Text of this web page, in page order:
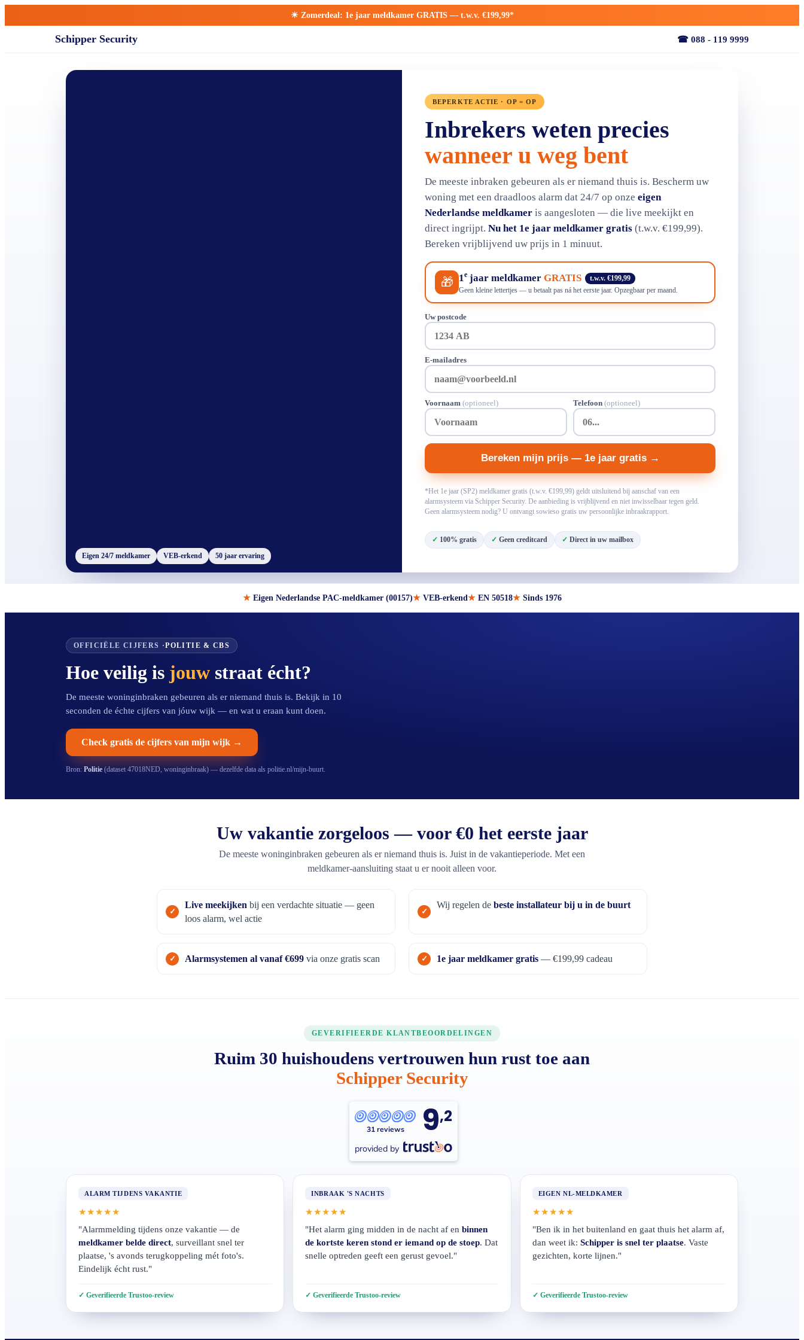
Zomerdeal: 1e jaar meldkamer GRATIS — t.w.v. €199,99*
Schipper Security ☎ 088 - 119 9999
Eigen 24/7 meldkamer VEB-erkend 50 jaar ervaring
BEPERKTE ACTIE · OP = OP
Inbrekers weten precies
wanneer u weg bent
De meeste inbraken gebeuren als er niemand thuis is. Bescherm uw
woning met een draadloos alarm dat 24/7 op onze eigen
Nederlandse meldkamer is aangesloten — die live meekijkt en
direct ingrijpt. Nu het 1e jaar meldkamer gratis (t.w.v. €199,99).
Bereken vrijblijvend uw prijs in 1 minuut.
🎁 1e jaar meldkamer GRATIS t.w.v. €199,99
Geen kleine lettertjes — u betaalt pas ná het eerste jaar. Opzegbaar per maand.
Uw postcode
E-mailadres
Voornaam (optioneel) Telefoon (optioneel)
Bereken mijn prijs — 1e jaar gratis →
*Het 1e jaar (SP2) meldkamer gratis (t.w.v. €199,99) geldt uitsluitend bij aanschaf van een
alarmsysteem via Schipper Security. De aanbieding is vrijblijvend en niet inwisselbaar tegen geld.
Geen alarmsysteem nodig? U ontvangt sowieso gratis uw persoonlijke inbraakrapport.
100% gratis Geen creditcard Direct in uw mailbox
Eigen Nederlandse PAC-meldkamer (00157) VEB-erkend EN 50518 Sinds 1976
OFFICIËLE CIJFERS ·POLITIE & CBS
Hoe veilig is jouw straat écht?
De meeste woninginbraken gebeuren als er niemand thuis is. Bekijk in 10
seconden de échte cijfers van jóuw wijk — en wat u eraan kunt doen.
Check gratis de cijfers van mijn wijk →
Bron: Politie (dataset 47018NED, woninginbraak) — dezelfde data als politie.nl/mijn-buurt.
Uw vakantie zorgeloos — voor €0 het eerste jaar
De meeste woninginbraken gebeuren als er niemand thuis is. Juist in de vakantieperiode. Met een
meldkamer-aansluiting staat u er nooit alleen voor.
Live meekijken bij een verdachte situatie — geen
loos alarm, wel actie
Wij regelen de beste installateur bij u in de buurt
Alarmsystemen al vanaf €699 via onze gratis scan 1e jaar meldkamer gratis — €199,99 cadeau
GEVERIFIEERDE KLANTBEOORDELINGEN
Ruim 30 huishoudens vertrouwen hun rust toe aan
Schipper Security
31 reviews 9,2
provided by
ALARM TIJDENS VAKANTIE
★★★★★
"Alarmmelding tijdens onze vakantie — de
meldkamer belde direct, surveillant snel ter
plaatse, 's avonds terugkoppeling mét foto's.
Eindelijk écht rust."
Geverifieerde Trustoo-review
INBRAAK 'S NACHTS
★★★★★
"Het alarm ging midden in de nacht af enbinnen
de kortste keren stond er iemand op de stoep. Dat
snelle optreden geeft een gerust gevoel."
Geverifieerde Trustoo-review
EIGEN NL-MELDKAMER
★★★★★
"Ben ik in het buitenland en gaat thuis het alarm af,
dan weet ik: Schipper is snel ter plaatse. Vaste
gezichten, korte lijnen."
Geverifieerde Trustoo-review